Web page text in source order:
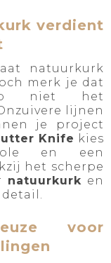
verdient
natuurkurk
merk je dat
niet het
lijnen
je project
Knife kies
en een
het scherpe
natuurkurken
voor